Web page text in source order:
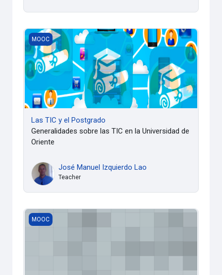
Las TIC y el Postgrado
MOOC
Las TIC y el Postgrado
Generalidades sobre las TIC en la Universidad de
Oriente
José Manuel Izquierdo Lao
Teacher
Estructura y Organización de un Aula Virtual en Moodle
MOOC